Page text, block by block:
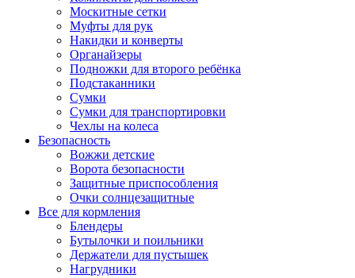
Москитные сетки
Муфты для рук
Накидки и конверты
Органайзеры
Подножки для второго ребёнка
Подстаканники
Сумки
Сумки для транспортировки
Чехлы на колеса
Безопасность
Вожжи детские
Ворота безопасности
Защитные приспособления
Очки солнцезащитные
Все для кормления
Блендеры
Бутылочки и поильники
Держатели для пустышек
Нагрудники